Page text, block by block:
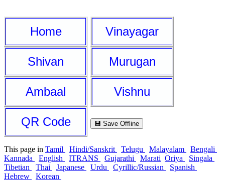
Home Vinayagar
Shivan Murugan
Ambaal Vishnu
QR Code 💾 Save Offline
This page in Tamil Hindi/Sanskrit Telugu Malayalam
Bengali
Kannada
English ITRANS Gujarathi Marati Oriya
Singala
Tibetian
Thai Japanese Urdu Cyrillic/Russian
Spanish
Hebrew
Korean